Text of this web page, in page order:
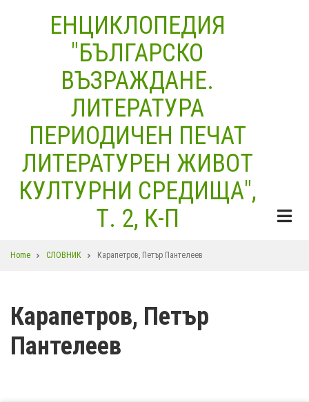
ЕНЦИКЛОПЕДИЯ
"БЪЛГАРСКО
ВЪЗРАЖДАНЕ.
ЛИТЕРАТУРА
ПЕРИОДИЧЕН ПЕЧАТ
ЛИТЕРАТУРЕН ЖИВОТ
КУЛТУРНИ СРЕДИЩА",
Т. 2, К-П
Breadcrumb
Home СЛОВНИК Карапетров, Петър Пантелеев
Карапетров, Петър
Пантелеев